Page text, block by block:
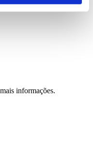
informações.